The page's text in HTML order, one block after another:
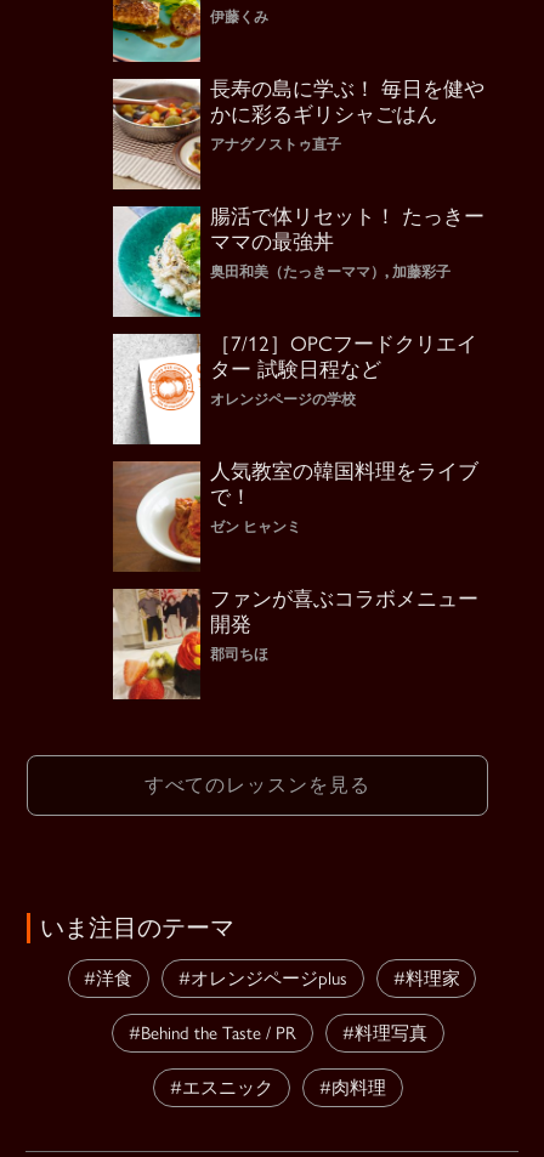
伊藤くみ
長寿の島に学ぶ！ 毎日を健や
かに彩るギリシャごはん
アナグノストゥ直子
腸活で体リセット！ たっきー
ママの最強丼
奥田和美（たっきーママ）, 加藤彩子
［7/12］OPCフードクリエイ
ター 試験日程など
オレンジページの学校
人気教室の韓国料理をライブ
で！
ゼン ヒャンミ
ファンが喜ぶコラボメニュー
開発
郡司ちほ
すべてのレッスンを見る
いま注目のテーマ
#洋食 #オレンジページplus #料理家
#Behind the Taste / PR #料理写真
#エスニック #肉料理